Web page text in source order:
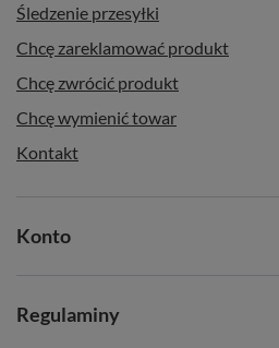
Śledzenie przesyłki
Chcę zareklamować produkt
Chcę zwrócić produkt
Chcę wymienić towar
Kontakt
Konto
Regulaminy